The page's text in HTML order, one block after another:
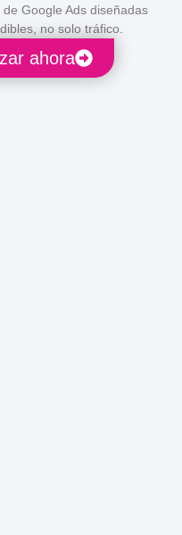
Google Ads diseñadas
no solo tráfico.
ahora